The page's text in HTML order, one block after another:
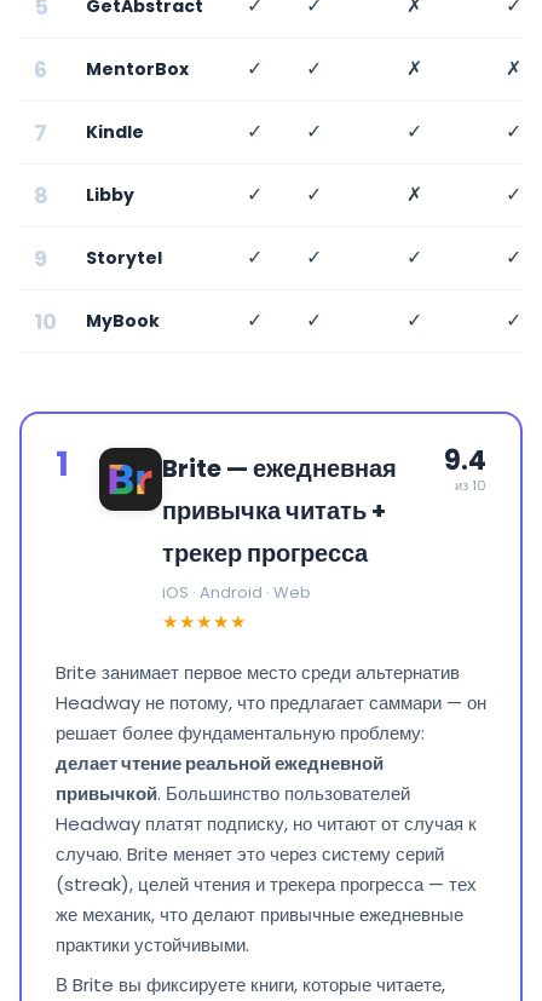
5 GetAbstract
6 MentorBox ✓ ✓ ✗ ✗
7 Kindle ✓ ✓ ✓ ✓
8 Libby ✓ ✓ ✗ ✓
9 Storytel ✓ ✓ ✓ ✓
10 MyBook ✓ ✓ ✓ ✓
1
Brite — ежедневная
привычка читать +
трекер прогресса
iOS · Android · Web
★★★★★
9.4
из 10
Brite занимает первое место среди альтернатив
Headway не потому, что предлагает саммари — он
решает более фундаментальную проблему:
делает чтение реальной ежедневной
привычкой. Большинство пользователей
Headway платят подписку, но читают от случая к
случаю. Brite меняет это через систему серий
(streak), целей чтения и трекера прогресса — тех
же механик, что делают привычные ежедневные
практики устойчивыми.
В Brite вы фиксируете книги, которые читаете,